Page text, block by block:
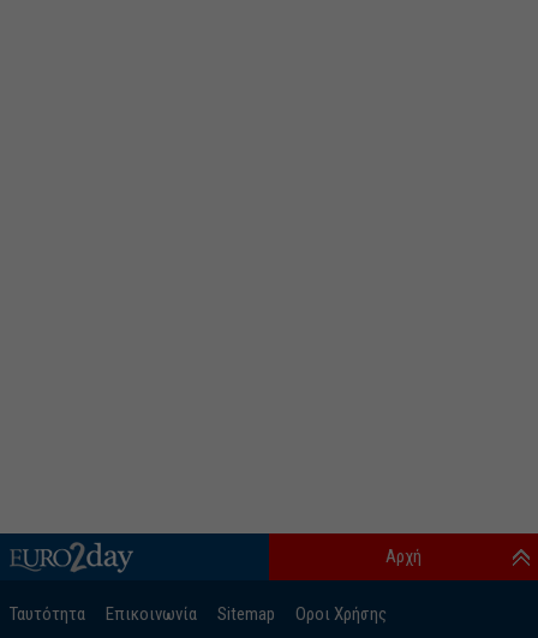
Ταυτότητα Επικοινωνία Sitemap Οροι Χρήσης
Αρχή